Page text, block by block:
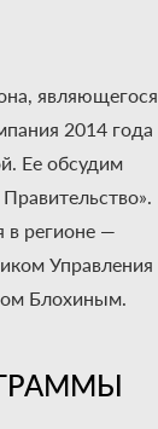
являющегося
2014 года
Ее обсудим
в регионе —
Управления
Блохиным.